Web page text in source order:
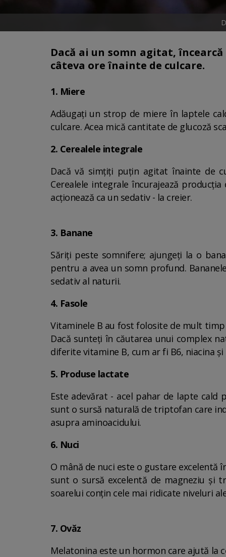
Dacă ai un somn agitat,
câteva ore înainte de culcare.
1. Miere
Adăugați un strop de miere în laptele
culcare. Acea mică cantitate de glucoză
2. Cerealele integrale
Dacă vă simțiți puțin agitat înainte de
Cerealele integrale încurajează
acționează ca un sedativ - la creier.
3. Banane
Săriți peste somnifere; ajungeți la o
pentru a avea un somn profund.
sedativ al naturii.
4. Fasole
Vitaminele B au fost folosite de mult
Dacă sunteți în căutarea unui complex
diferite vitamine B, cum ar fi B6, niacina și
5. Produse lactate
Este adevărat - acel pahar de lapte
sunt o sursă naturală de triptofan care
asupra aminoacidului.
6. Nuci
O mână de nuci este o gustare excelentă
sunt o sursă excelentă de magneziu și
soarelui conțin cele mai ridicate niveluri
7. Ovăz
Melatonina este un hormon care ajută la